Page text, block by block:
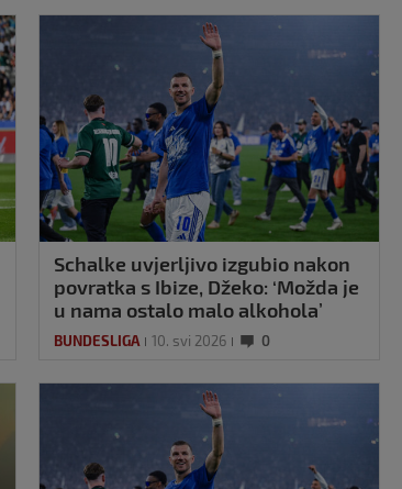
Schalke uvjerljivo izgubio nakon
povratka s Ibize, Džeko: ‘Možda je
u nama ostalo malo alkohola’
BUNDESLIGA 10. svi 2026 0